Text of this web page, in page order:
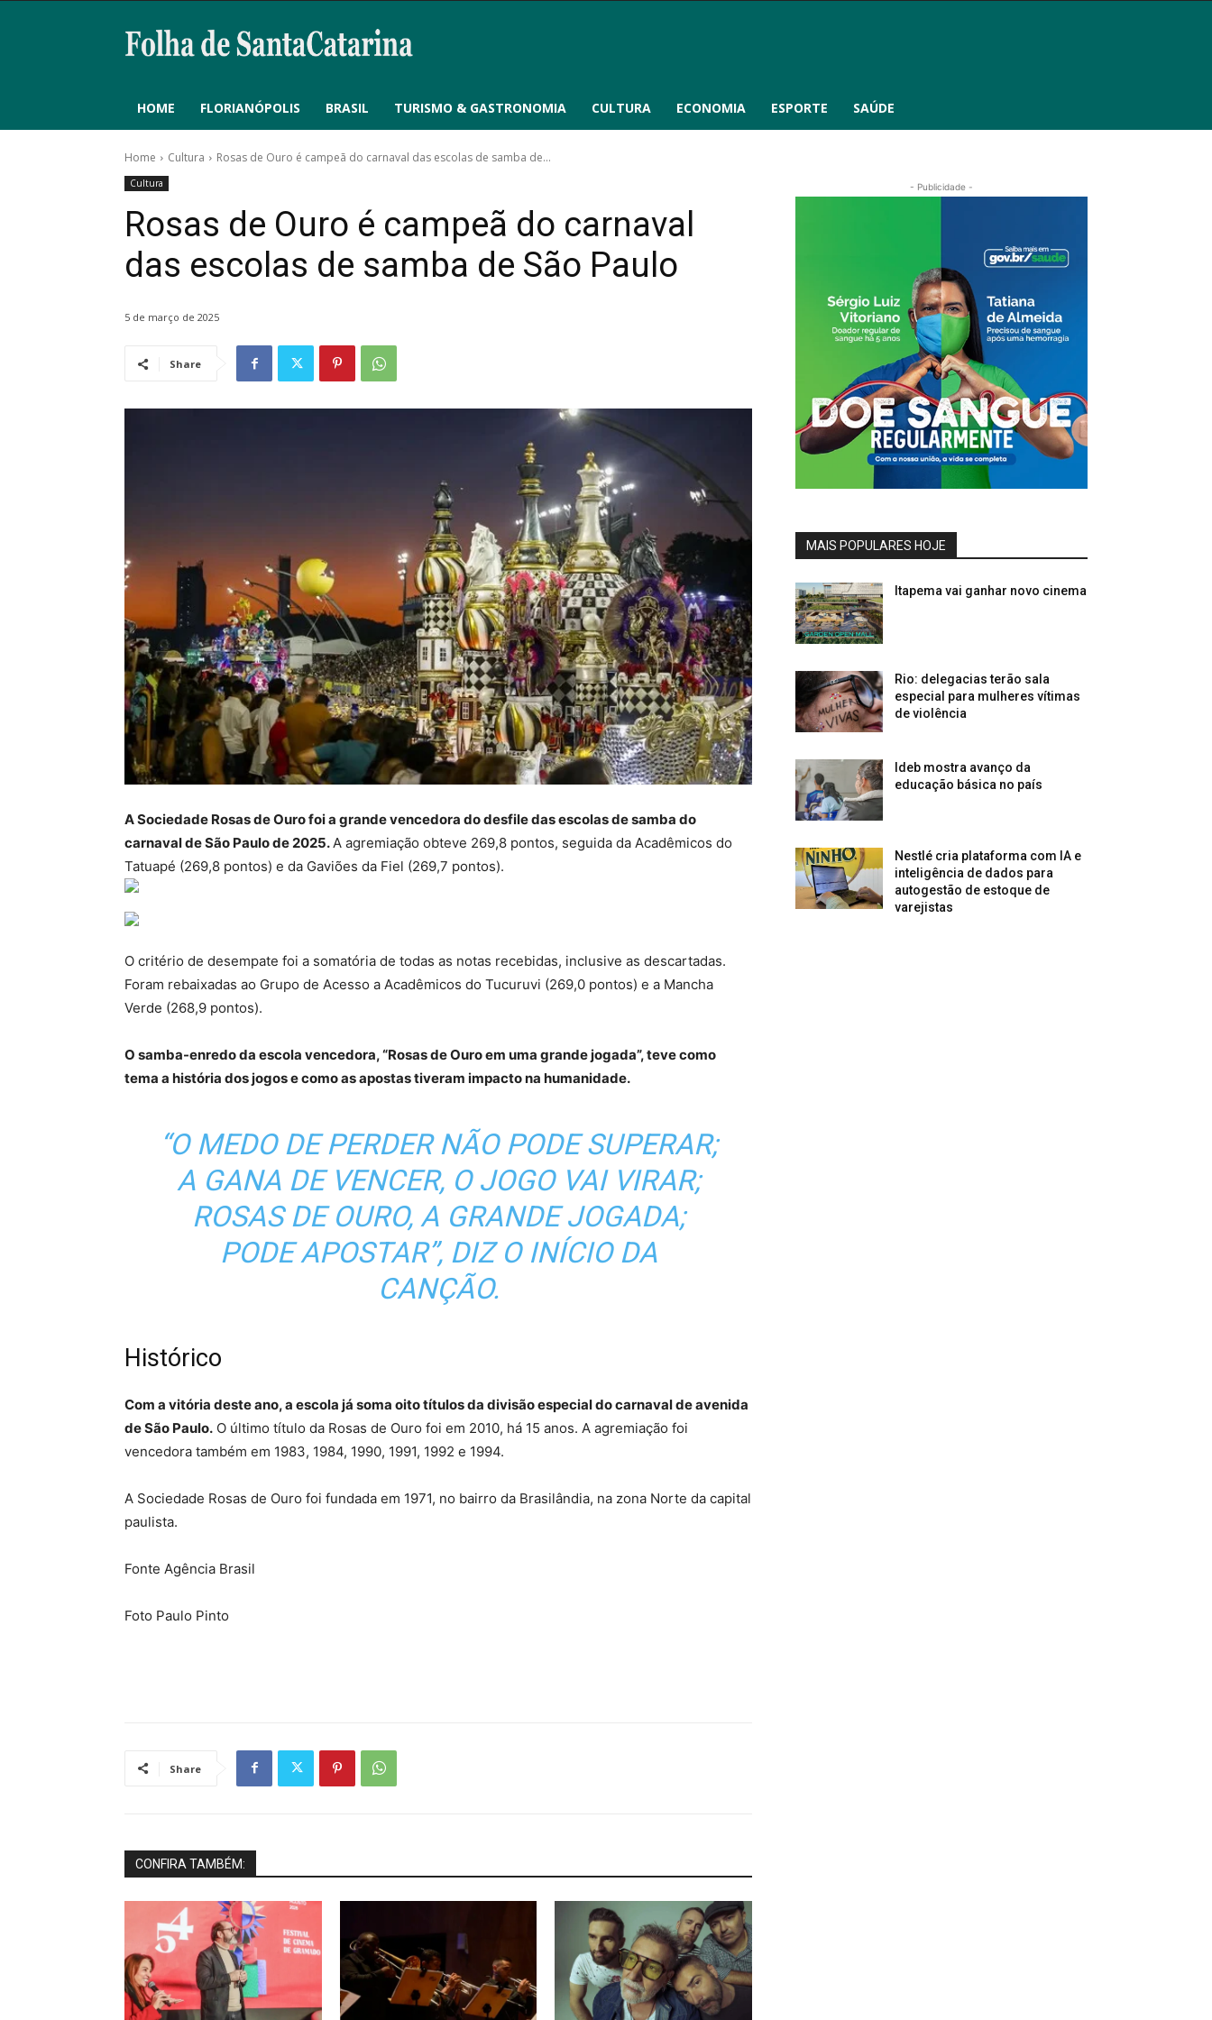
HOME FLORIANÓPOLIS BRASIL TURISMO & GASTRONOMIA CULTURA ECONOMIA ESPORTE SAÚDE
Home Cultura Rosas de Ouro é campeã do carnaval das escolas de samba de...
Cultura
Rosas de Ouro é campeã do carnaval
das escolas de samba de São Paulo
5 de março de 2025
Share
A Sociedade Rosas de Ouro foi a grande vencedora do desfile das escolas de samba do
carnaval de São Paulo de 2025. A agremiação obteve 269,8 pontos, seguida da Acadêmicos do
Tatuapé (269,8 pontos) e da Gaviões da Fiel (269,7 pontos).
O critério de desempate foi a somatória de todas as notas recebidas, inclusive as descartadas.
Foram rebaixadas ao Grupo de Acesso a Acadêmicos do Tucuruvi (269,0 pontos) e a Mancha
Verde (268,9 pontos).
O samba-enredo da escola vencedora, “Rosas de Ouro em uma grande jogada”, teve como
tema a história dos jogos e como as apostas tiveram impacto na humanidade.
“O MEDO DE PERDER NÃO PODE SUPERAR;
A GANA DE VENCER, O JOGO VAI VIRAR;
ROSAS DE OURO, A GRANDE JOGADA;
PODE APOSTAR”, DIZ O INÍCIO DA
CANÇÃO.
Histórico
Com a vitória deste ano, a escola já soma oito títulos da divisão especial do carnaval de avenida
de São Paulo. O último título da Rosas de Ouro foi em 2010, há 15 anos. A agremiação foi
vencedora também em 1983, 1984, 1990, 1991, 1992 e 1994.
A Sociedade Rosas de Ouro foi fundada em 1971, no bairro da Brasilândia, na zona Norte da capital
paulista.
Fonte Agência Brasil
Foto Paulo Pinto
Share
CONFIRA TAMBÉM:
- Publicidade -
MAIS POPULARES HOJE
Itapema vai ganhar novo cinema
Rio: delegacias terão sala
especial para mulheres vítimas
de violência
Ideb mostra avanço da
educação básica no país
Nestlé cria plataforma com IA e
inteligência de dados para
autogestão de estoque de
varejistas